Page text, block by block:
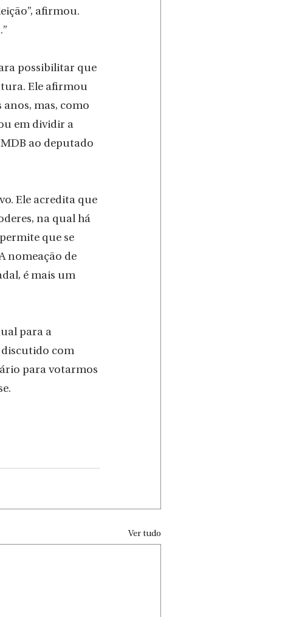
afirmou.
possibilitar que
Ele afirmou
mas, como
em dividir a
ao deputado
Ele acredita que
na qual há
que se
nomeação de
é mais um
para a
discutido com
para votarmos
Ver tudo